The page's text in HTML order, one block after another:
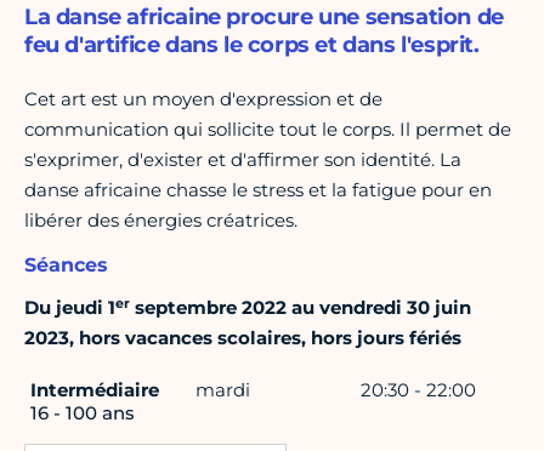
La danse africaine procure une sensation de
feu d'artifice dans le corps et dans l'esprit.
Cet art est un moyen d'expression et de
communication qui sollicite tout le corps. Il permet de
s'exprimer, d'exister et d'affirmer son identité. La
danse africaine chasse le stress et la fatigue pour en
libérer des énergies créatrices.
Séances
Du jeudi 1er septembre 2022 au vendredi 30 juin
2023, hors vacances scolaires, hors jours fériés
Intermédiaire
16 - 100 ans
mardi 20:30 - 22:00